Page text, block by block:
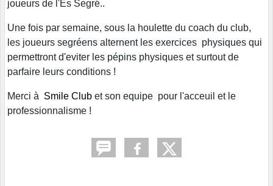
joueurs de l'Es Segré..
Une fois par semaine, sous la houlette du coach du club,
les joueurs segréens alternent les exercices physiques qui
permettront d'eviter les pépins physiques et surtout de
parfaire leurs conditions !
Merci à Smile Club et son equipe pour l'acceuil et le
professionnalisme !